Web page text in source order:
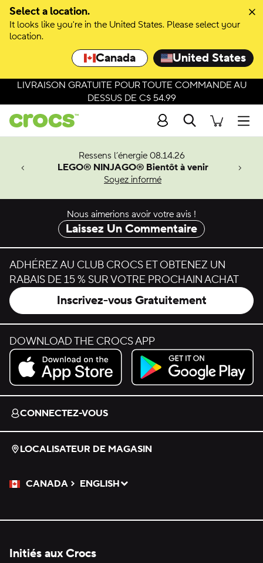
Select a location.
It looks like you're in the United States. Please select your
location.
Canada United States
LIVRAISON GRATUITE POUR TOUTE COMMANDE AU
DESSUS DE C$ 54.99
Recherche
Ressens l’énergie 08.14.26
LEGO® NINJAGO® Bientôt à venir
Soyez informé
Man.
Nous aimerions avoir votre avis !
Laissez Un Commentaire
ADHÉREZ AU CLUB CROCS ET OBTENEZ UN
RABAIS DE 15 % SUR VOTRE PROCHAIN ACHAT
Inscrivez-vous Gratuitement
DOWNLOAD THE CROCS APP
Download on the App Store.
Get it on Google Play.
CONNECTEZ-VOUS
LOCALISATEUR DE MAGASIN
CANADA
Veuillez sélectionner une langue
ENGLISH
Sélectionné
Initiés aux Crocs